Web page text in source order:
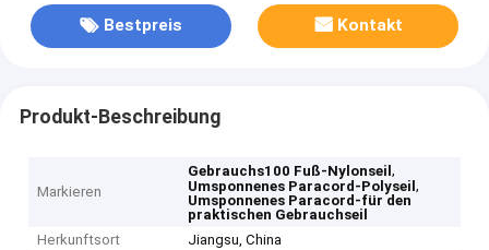
Bestpreis Kontakt
Produkt-Beschreibung
Markieren
Gebrauchs100 Fuß-Nylonseil,
Umsponnenes Paracord-Polyseil,
Umsponnenes Paracord-für den
praktischen Gebrauchseil
Herkunftsort
Jiangsu, China